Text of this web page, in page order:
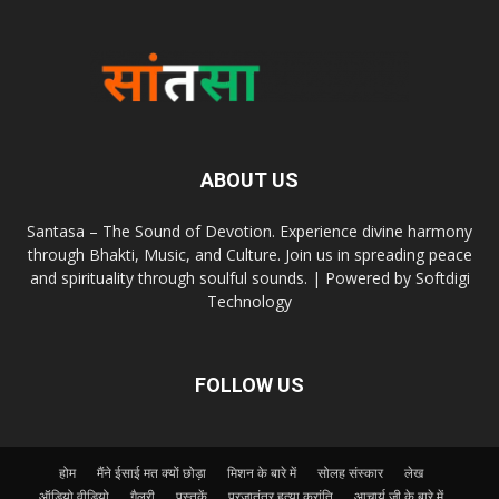
ABOUT US
Santasa – The Sound of Devotion. Experience divine harmony
through Bhakti, Music, and Culture. Join us in spreading peace
and spirituality through soulful sounds. | Powered by Softdigi
Technology
FOLLOW US
होम मैंने ईसाई मत क्यों छोड़ा मिशन के बारे में सोलह संस्कार
लेख